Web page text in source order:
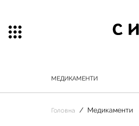
МЕДИКАМЕНТИ
Головна Медикаменти